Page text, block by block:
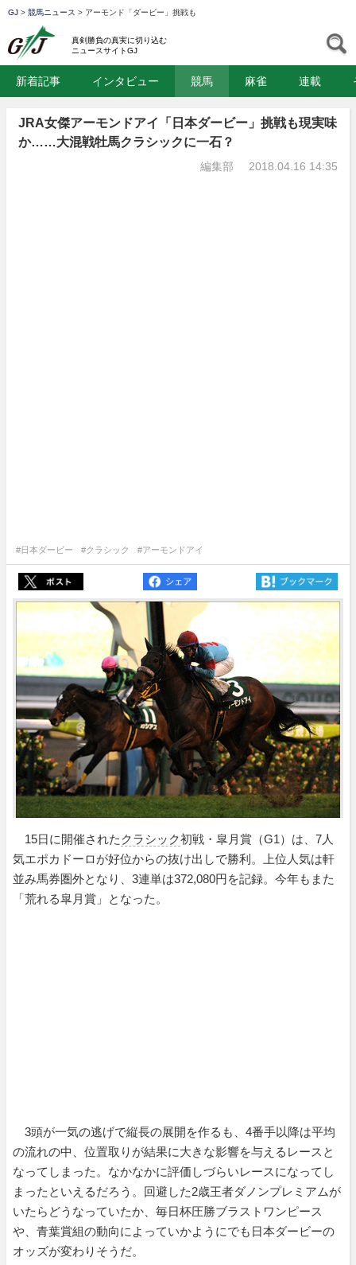
GJ > 競馬ニュース > アーモンド「ダービー」挑戦も
真剣勝負の真実に切り込む
ニュースサイトGJ
新着記事 インタビュー 競馬 麻雀 連載
JRA女傑アーモンドアイ「日本ダービー」挑戦も現実味
か……大混戦牡馬クラシックに一石？
編集部 2018.04.16 14:35
#日本ダービー #クラシック #アーモンドアイ
15日に開催された クラシック初戦・皐月賞（G1）は、7人
気エポカドーロが好位からの抜け出しで勝利。上位人気は軒
並み馬券圏外となり、3連単は372,080円を記録。今年もまた
「荒れる皐月賞」となった。
3頭が一気の逃げで縦長の展開を作るも、4番手以降は平均
の流れの中、位置取りが結果に大きな影響を与えるレースと
なってしまった。なかなかに評価しづらいレースになってし
まったといえるだろう。回避した2歳王者ダノンプレミアムが
いたらどうなっていたか、毎日杯圧勝ブラストワンピース
や、青葉賞組の動向によっていかようにでも日本ダービーの
オッズが変わりそうだ。